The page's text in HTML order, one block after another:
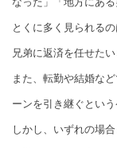
とくに多く見られる
兄弟に返済を任せたい
また、転勤や結婚な
ーンを引き継ぐという
しかし、いずれの場